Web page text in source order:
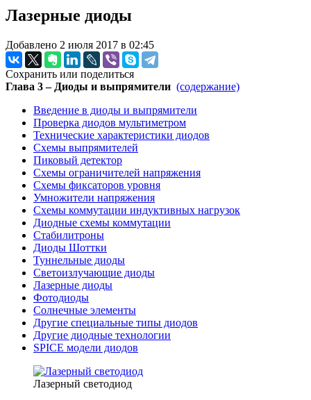
Лазерные диоды
Добавлено 2 июля 2017 в 02:45
Сохранить или поделиться
Глава 3 – Диоды и выпрямители (содержание)
Введение в диоды и выпрямители
Проверка диодов мультиметром
Технические характеристики диодов
Схемы выпрямителей
Пиковый детектор
Схемы ограничителей напряжения
Схемы фиксаторов уровня
Умножители напряжения
Схемы коммутации индуктивных нагрузок
Диодные схемы коммутации
Стабилитроны
Диоды Шоттки
Туннельные диоды
Светоизлучающие диоды
Лазерные диоды
Фотодиоды
Солнечные элементы
Другие специальные типы диодов
Другие диодные технологии
SPICE модели диодов
Лазерный светодиод